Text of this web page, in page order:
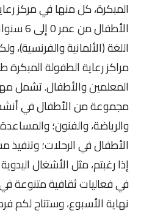
المبكرة، كل منها في مركز
اللغة (الألمانية
مراكز رعاية الطفولة
المعلمين والأطفال. تشمل
مجموعة من الأطفال في
والرياضة، والفنون؛
الأطفال في الرحلات؛
إذا رغبتم، مثل الأشغال
في فعاليات ثقافية
نهاية الأسبوع، وستتاح لكم